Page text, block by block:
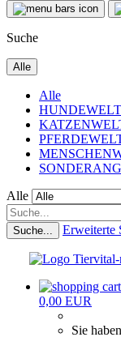
Suche
Alle
Alle
HUNDEWELT
Alle
Suche... Erweiterte
0,00 EUR
Sie